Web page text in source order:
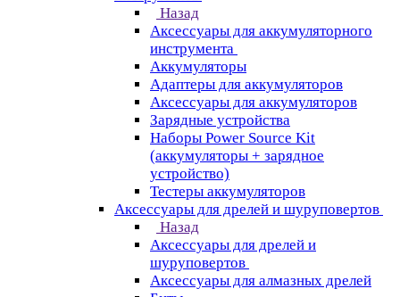
Назад
Аксессуары для аккумуляторного
инструмента
Aккумуляторы
Адаптеры для аккумуляторов
Аксессуары для аккумуляторов
Зарядные устройства
Наборы Power Source Kit
(аккумуляторы + зарядное
устройство)
Тестеры аккумуляторов
Аксессуары для дрелей и шуруповертов
Назад
Аксессуары для дрелей и
шуруповертов
Аксессуары для алмазных дрелей